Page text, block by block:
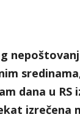
dana u RS
izrečena